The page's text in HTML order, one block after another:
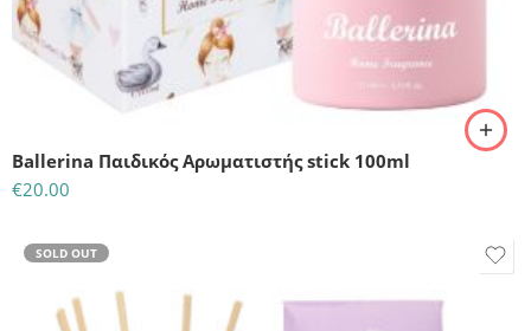
Ballerina Παιδικός Αρωματιστής stick 100ml
€20.00
SOLD OUT